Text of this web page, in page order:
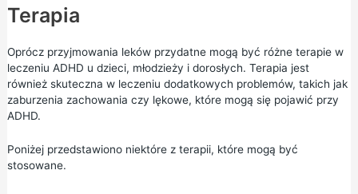
Terapia
Oprócz przyjmowania leków przydatne mogą być różne terapie w
leczeniu ADHD u dzieci, młodzieży i dorosłych. Terapia jest
również skuteczna w leczeniu dodatkowych problemów, takich jak
zaburzenia zachowania czy lękowe, które mogą się pojawić przy
ADHD.
Poniżej przedstawiono niektóre z terapii, które mogą być
stosowane.